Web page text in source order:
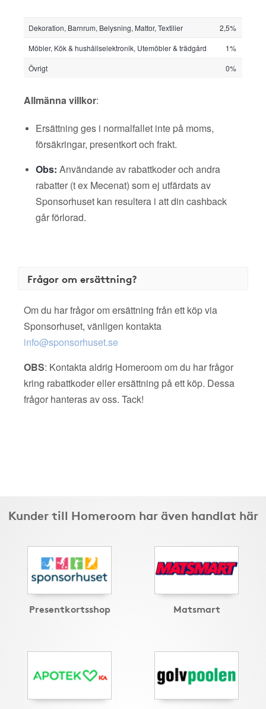
Dekoration, Barnrum, Belysning, Mattor, Textilier
2,5%
Möbler, Kök & hushållselektronik, Utemöbler & trädgård
1%
Övrigt
0%
Allmänna villkor:
Ersättning ges i normalfallet inte på moms,
försäkringar, presentkort och frakt.
Obs: Användande av rabattkoder och andra
rabatter (t ex Mecenat) som ej utfärdats av
Sponsorhuset kan resultera i att din cashback
går förlorad.
Frågor om ersättning?
Om du har frågor om ersättning från ett köp via
Sponsorhuset, vänligen kontakta
info@sponsorhuset.se
OBS: Kontakta aldrig Homeroom om du har frågor
kring rabattkoder eller ersättning på ett köp. Dessa
frågor hanteras av oss. Tack!
Kunder till Homeroom har även handlat här
Presentkortsshop Matsmart